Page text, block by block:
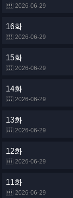
2026-06-29
16화
2026-06-29
15화
2026-06-29
14화
2026-06-29
13화
2026-06-29
12화
2026-06-29
11화
2026-06-29